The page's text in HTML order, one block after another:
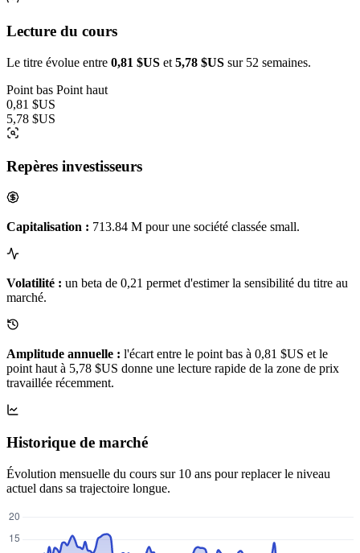
Lecture du cours
Le titre évolue entre 0,81 $US et 5,78 $US sur 52 semaines.
Point bas Point haut
0,81 $US
5,78 $US
Repères investisseurs
Capitalisation : 713.84 M pour une société classée small.
Volatilité : un beta de 0,21 permet d'estimer la sensibilité du titre au
marché.
Amplitude annuelle : l'écart entre le point bas à 0,81 $US et le
point haut à 5,78 $US donne une lecture rapide de la zone de prix
travaillée récemment.
Historique de marché
Évolution mensuelle du cours sur 10 ans pour replacer le niveau
actuel dans sa trajectoire longue.